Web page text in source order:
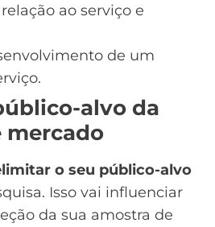
ao serviço e
de um
alvo da
mercado
o seu público-alvo
Isso vai influenciar
da sua amostra de